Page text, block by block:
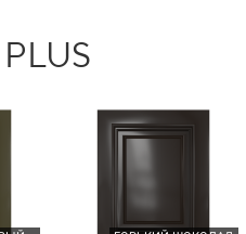
ПОДЬЕМНИКИ
Подробнее